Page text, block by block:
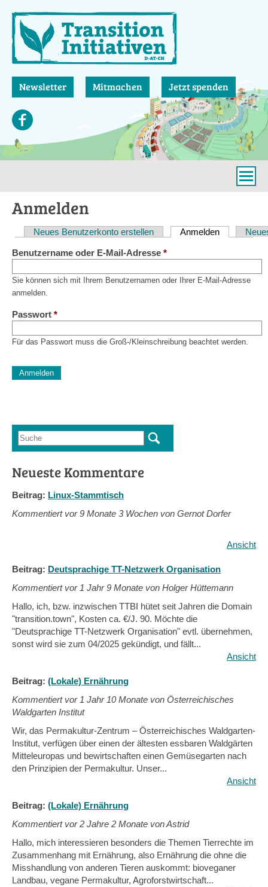
zum
Inhalt
Newsletter Mitmachen Jetzt spenden
Anmelden
Haupt-
Reiter
Neues Benutzerkonto erstellen Anmelden(aktiver
Benutzername oder E-Mail-Adresse *
Sie können sich mit Ihrem Benutzernamen oder Ihrer E-Mail-Adresse
anmelden.
Passwort *
Für das Passwort muss die Groß-/Kleinschreibung beachtet werden.
Diese Sicherheitsfrage überprüft, ob Sie ein menschlicher
Suchformular
Suche
Neueste Kommentare
Beitrag: Linux-Stammtisch
Kommentiert vor9 Monate 3 Wochen von Gernot Dorfer
Ansicht
Beitrag: Deutsprachige TT-Netzwerk Organisation
Kommentiert vor 1 Jahr 9 Monate von Holger Hüttemann
Hallo, ich, bzw. inzwischen TTBI hütet seit Jahren die Domain
"transition.town", Kosten ca. €/J. 90. Möchte die
"Deutsprachige TT-Netzwerk Organisation" evtl. übernehmen,
sonst wird sie zum 04/2025 gekündigt, und fällt...
Ansicht
Beitrag: (Lokale) Ernährung
Kommentiert vor 1 Jahr 10 Monate von Österreichisches
Waldgarten Institut
Wir, das Permakultur-Zentrum – Österreichisches Waldgarten-
Institut, verfügen über einen der ältesten essbaren Waldgärten
Mitteleuropas und bewirtschaften einen Gemüsegarten nach
den Prinzipien der Permakultur. Unser...
Ansicht
Beitrag: (Lokale) Ernährung
Kommentiert vor2 Jahre 2 Monate von Astrid
Hallo, mich interessieren besonders die Themen Tierrechte im
Zusammenhang mit Ernährung, also Ernährung die ohne die
Misshandlung von anderen Tieren auskommt: bioveganer
Landbau, vegane Permakultur, Agroforstwirtschaft...